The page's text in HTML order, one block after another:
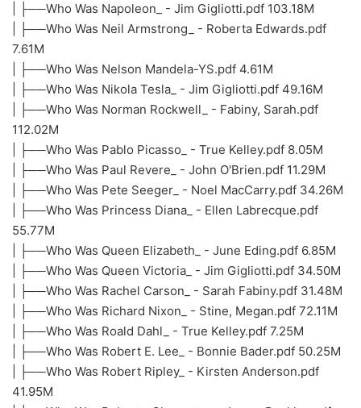
| ├──Who Was Napoleon_ - Jim Gigliotti.pdf 103.18M
| ├──Who Was Neil Armstrong_ - Roberta Edwards.pdf
7.61M
| ├──Who Was Nelson Mandela-YS.pdf 4.61M
| ├──Who Was Nikola Tesla_ - Jim Gigliotti.pdf 49.16M
| ├──Who Was Norman Rockwell_ - Fabiny, Sarah.pdf
112.02M
| ├──Who Was Pablo Picasso_ - True Kelley.pdf 8.05M
| ├──Who Was Paul Revere_ - John O'Brien.pdf 11.29M
| ├──Who Was Pete Seeger_ - Noel MacCarry.pdf 34.26M
| ├──Who Was Princess Diana_ - Ellen Labrecque.pdf
55.77M
| ├──Who Was Queen Elizabeth_ - June Eding.pdf 6.85M
| ├──Who Was Queen Victoria_ - Jim Gigliotti.pdf 34.50M
| ├──Who Was Rachel Carson_ - Sarah Fabiny.pdf 31.48M
| ├──Who Was Richard Nixon_ - Stine, Megan.pdf 72.11M
| ├──Who Was Roald Dahl_ - True Kelley.pdf 7.25M
| ├──Who Was Robert E. Lee_ - Bonnie Bader.pdf 50.25M
| ├──Who Was Robert Ripley_ - Kirsten Anderson.pdf
41.95M